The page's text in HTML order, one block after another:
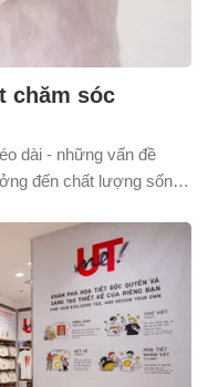
chăm sóc
dài - những vấn đề
đến chất lượng sống
trong khi nguyên
đường ruột - đã âm